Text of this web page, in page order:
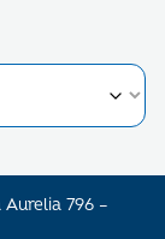
Aurelia 796 –